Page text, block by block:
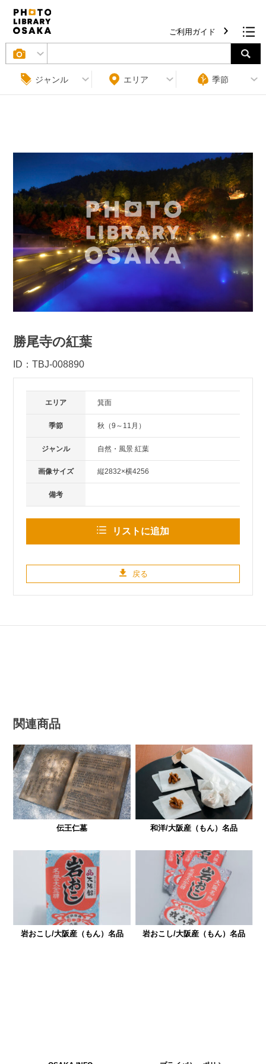
ジャンル エリア 季節
ご利用ガイド
条件をクリア
勝尾寺の紅葉
ID：TBJ-008890
エリア 箕面
季節 秋（9～11月）
ジャンル 自然・風景 紅葉
画像サイズ 縦2832×横4256
備考
リストに追加
戻る
関連商品
伝王仁墓 和洋/大阪産（もん）名品
岩おこし/大阪産（もん）名品 岩おこし/大阪産（もん）名品